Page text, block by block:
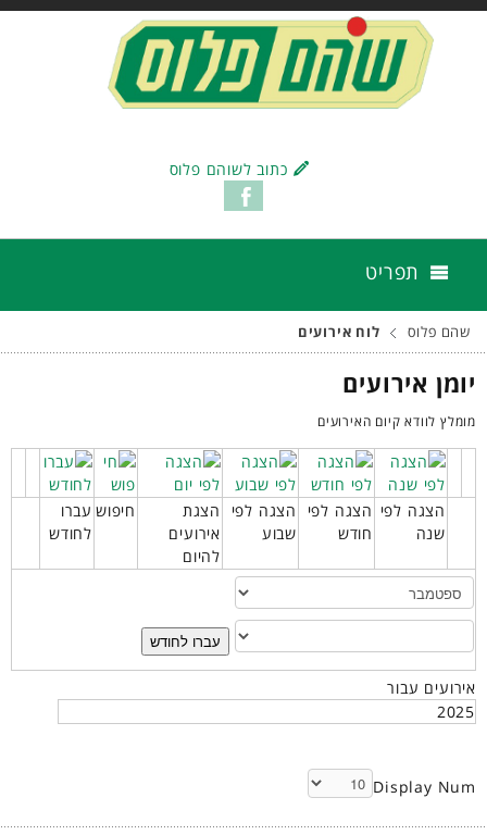
כתוב לשוהם פלוס
תפריט
שהם פלוס לוח אירועים
יומן אירועים
מומלץ לוודא קיום האירועים
הצגה לפי
שנה
הצגה לפי
חודש
הצגה לפי
שבוע
הצגת
אירועים
להיום
חיפוש עברו
לחודש
עברו לחודש
אירועים עבור
2025
Display Num